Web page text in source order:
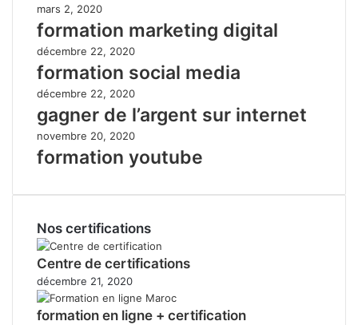
mars 2, 2020
formation marketing digital
décembre 22, 2020
formation social media
décembre 22, 2020
gagner de l’argent sur internet
novembre 20, 2020
formation youtube
Nos certifications
Centre de certifications
décembre 21, 2020
formation en ligne + certification